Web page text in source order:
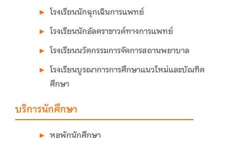
โรงเรียนนักฉุกเฉินการแพทย์
โรงเรียนนักอัลตราซาวด์ทางการแพทย์
โรงเรียนนวัตกรรมการจัดการสถานพยาบาล
โรงเรียนบูรณาการการศึกษาแนวใหม่และบัณฑิต
ศึกษา
บริการนักศึกษา
หอพักนักศึกษา